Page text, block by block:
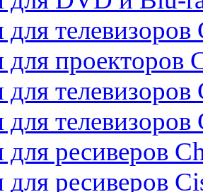
телевизоров
проекторов
телевизоров
телевизоров
ресиверов
ресиверов